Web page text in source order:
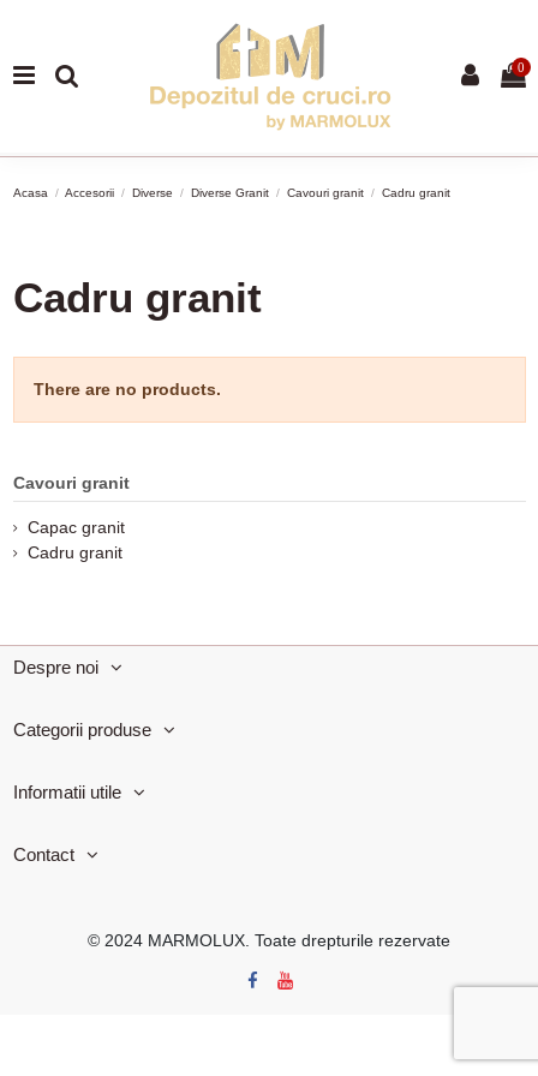
0
Acasa Accesorii Diverse Diverse Granit Cavouri granit Cadru granit
Cadru granit
There are no products.
Cavouri granit
Capac granit
Cadru granit
Despre noi
Categorii produse
Informatii utile
Contact
© 2024 MARMOLUX. Toate drepturile rezervate